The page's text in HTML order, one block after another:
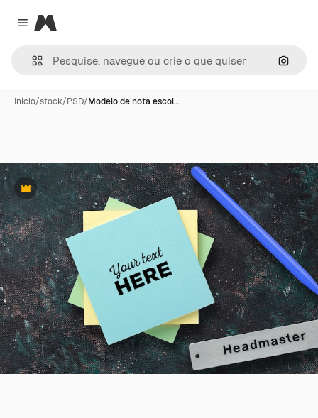
Close menu
Magnific
Início/stock/PSD/Modelo de nota escol…
Premium